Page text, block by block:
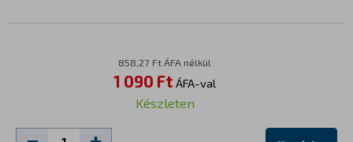
858,27 Ft ÁFA nélkül
1 090 Ft ÁFA-val
Készleten